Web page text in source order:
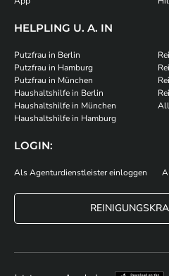
HELPLING U. A. IN
Putzfrau in Berlin
Putzfrau in Hamburg
Putzfrau in München
Haushaltshilfe in Berlin
Haushaltshilfe in München
Haushaltshilfe in Hamburg
LOGIN:
Als Agenturdienstleister einloggen